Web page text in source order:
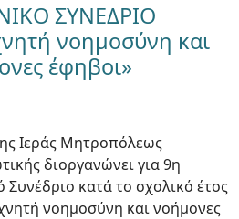
ΣΥΝΕΔΡΙΟ
νοημοσύνη και
έφηβοι»
Ιεράς Μητροπόλεως
διοργανώνει για 9η
Συνέδριο κατά το σχολικό έτος
νοημοσύνη και νοήμονες